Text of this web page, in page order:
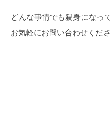
どんな事情でも親身になっ
お気軽にお問い合わせくださ